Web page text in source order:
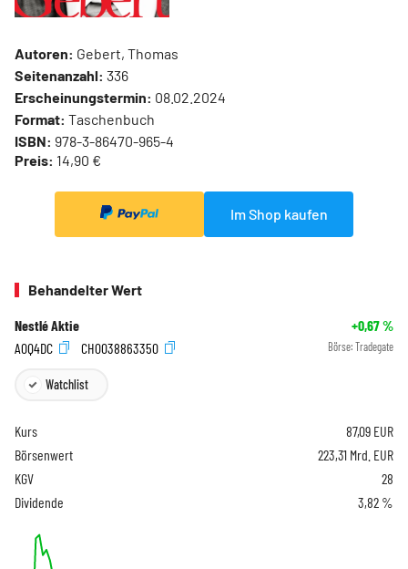
Autoren: Gebert, Thomas
Seitenanzahl: 336
Erscheinungstermin: 08.02.2024
Format: Taschenbuch
ISBN: 978-3-86470-965-4
Preis: 14,90 €
Im Shop kaufen
Behandelter Wert
Nestlé Aktie +0,67%
A0Q4DC
CH0038863350 Börse: Tradegate
Watchlist
Kurs 87,09 EUR
Börsenwert
223,31 Mrd. EUR
KGV
28
Dividende
3,82 %